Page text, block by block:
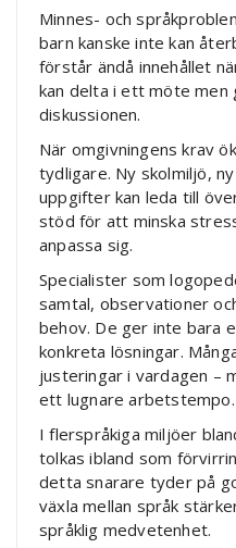
Minnes- och
barn kanske inte kan
förstår ändå innehållet
kan delta i ett möte
diskussionen.
När omgivningens krav
tydligare. Ny skolmiljö,
uppgifter kan leda till
stöd för att minska
anpassa sig.
Specialister som
samtal, observationer
behov. De ger inte bara
konkreta lösningar.
justeringar i vardagen –
ett lugnare arbetstempo.
I flerspråkiga miljöer
tolkas ibland som
detta snarare tyder på
växla mellan språk
språklig medvetenhet.